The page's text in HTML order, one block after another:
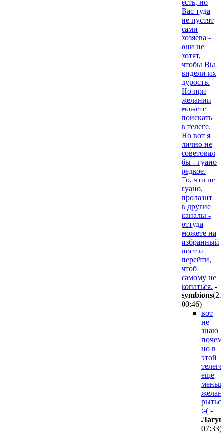
есть, но
Вас туда
не пустят
сами
хозяева -
они не
хотят,
чтобы Вы
видели их
дурость.
Но при
желании
можете
поискать
в телеге.
Но вот я
лично не
советовал
бы - гуано
редкое.
То, что не
гуано,
пролазит
в другие
каналы -
оттуда
можете на
избранный
пост и
перейти,
чтоб
самому не
копаться. -
symbions
00:46)
вот
не
знаю
но в
этой
еще
:-( -
07:33)